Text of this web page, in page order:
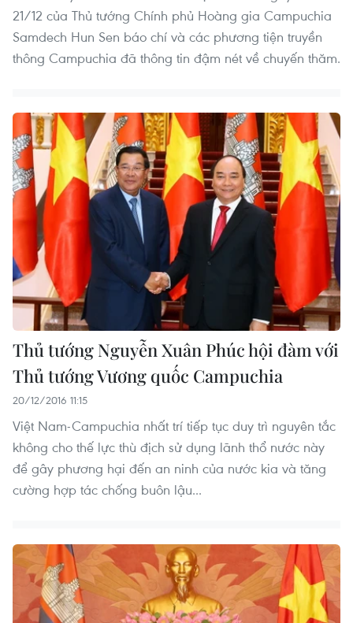
21/12 của Thủ tướng Chính phủ Hoàng gia Campuchia
Samdech Hun Sen báo chí và các phương tiện truyền
thông Campuchia đã thông tin đậm nét về chuyến thăm.
Thủ tướng Nguyễn Xuân Phúc hội đàm với
Thủ tướng Vương quốc Campuchia
20/12/2016 11:15
Việt Nam-Campuchia nhất trí tiếp tục duy trì nguyên tắc
không cho thế lực thù địch sử dụng lãnh thổ nước này
để gây phương hại đến an ninh của nước kia và tăng
cường hợp tác chống buôn lậu...